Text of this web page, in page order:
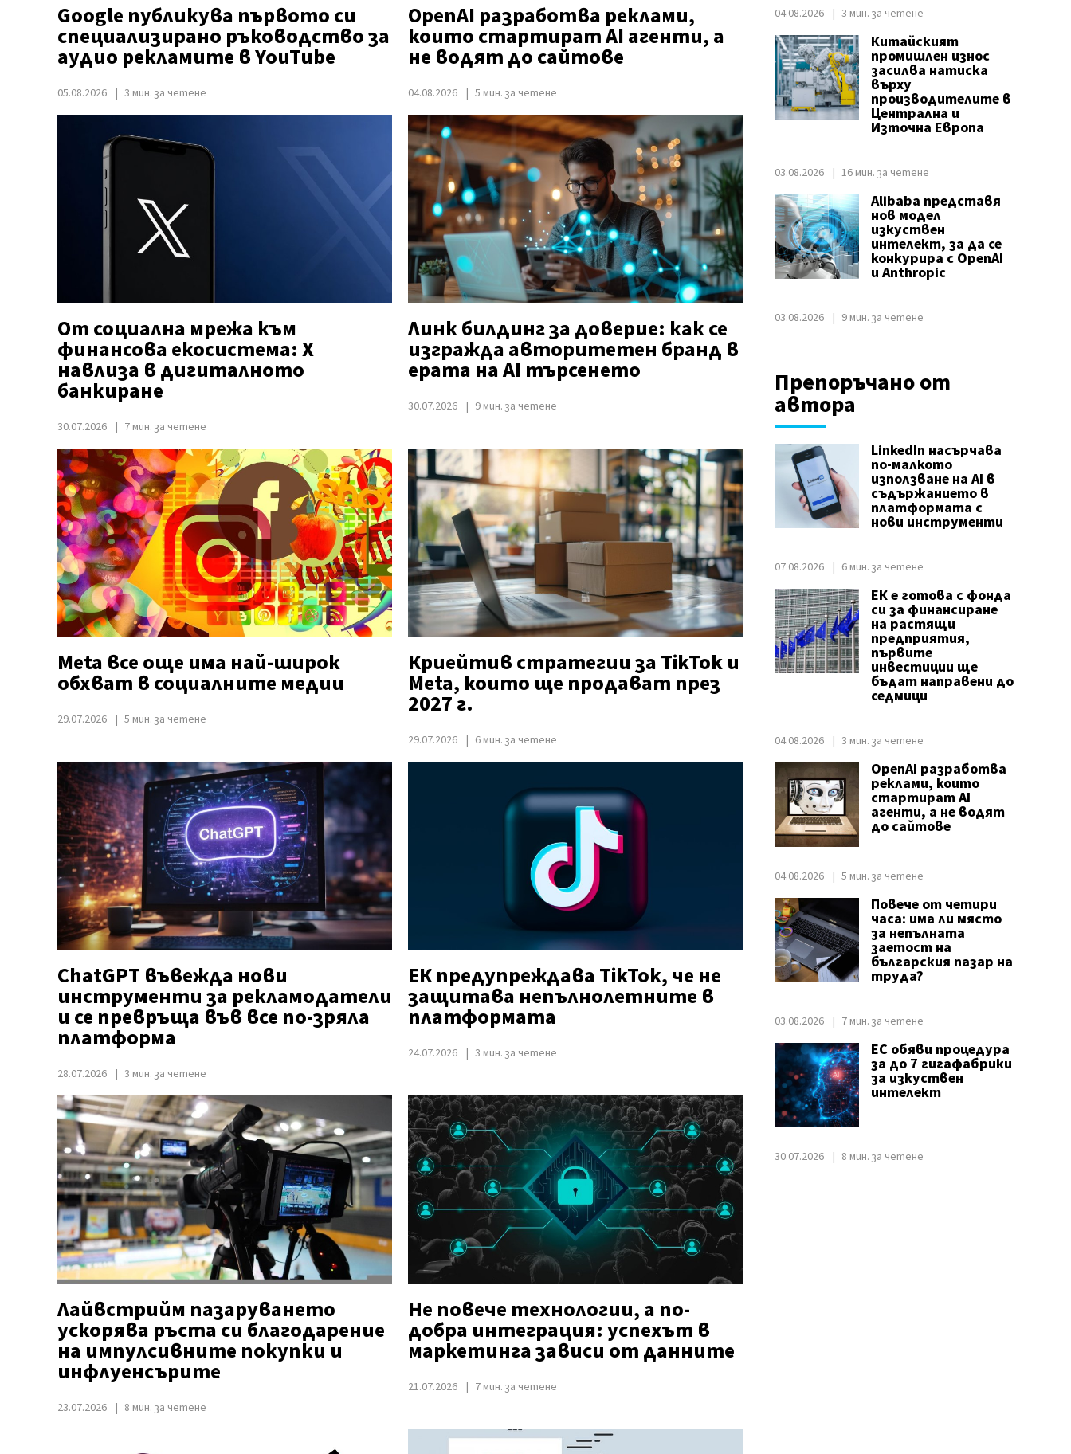
Google публикува първото си
специализирано ръководство за
аудио рекламите в YouTube
05.08.2026 3 мин. за четене
OpenAI разработва реклами,
които стартират AI агенти, а
не водят до сайтове
04.08.2026 5 мин. за четене
От социална мрежа към
финансова екосистема: X
навлиза в дигиталното
банкиране
30.07.2026 7 мин. за четене
Линк билдинг за доверие: как се
изгражда авторитетен бранд в
ерата на AI търсенето
30.07.2026 9 мин. за четене
Meta все още има най-широк
обхват в социалните медии
29.07.2026 5 мин. за четене
Криейтив стратегии за TikTok и
Meta, които ще продават през
2027 г.
29.07.2026 6 мин. за четене
ChatGPT въвежда нови
инструменти за рекламодатели
и се превръща във все по-зряла
платформа
28.07.2026 3 мин. за четене
ЕК предупреждава TikTok, че не
защитава непълнолетните в
платформата
24.07.2026 3 мин. за четене
Лайвстрийм пазаруването
ускорява ръста си благодарение
на импулсивните покупки и
инфлуенсърите
23.07.2026 8 мин. за четене
Не повече технологии, а по-
добра интеграция: успехът в
маркетинга зависи от данните
21.07.2026 7 мин. за четене
04.08.2026 3 мин. за четене
Китайският
промишлен износ
засилва натиска
върху
производителите в
Централна и
Източна Европа
03.08.2026 16 мин. за четене
Alibaba представя
нов модел
изкуствен
интелект, за да се
конкурира с OpenAI
и Anthropic
03.08.2026 9 мин. за четене
Препоръчано от
автора
LinkedIn насърчава
по-малкото
използване на AI в
съдържанието в
платформата с
нови инструменти
07.08.2026 6 мин. за четене
ЕК е готова с фонда
си за финансиране
на растящи
предприятия,
първите
инвестиции ще
бъдат направени до
седмици
04.08.2026 3 мин. за четене
OpenAI разработва
реклами, които
стартират AI
агенти, а не водят
до сайтове
04.08.2026 5 мин. за четене
Повече от четири
часа: има ли място
за непълната
заетост на
българския пазар на
труда?
03.08.2026 7 мин. за четене
ЕС обяви процедура
за до 7 гигафабрики
за изкуствен
интелект
30.07.2026 8 мин. за четене